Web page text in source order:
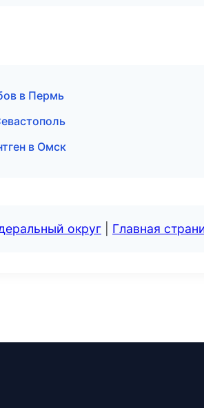
в Пермь
в Омск
округ Главная